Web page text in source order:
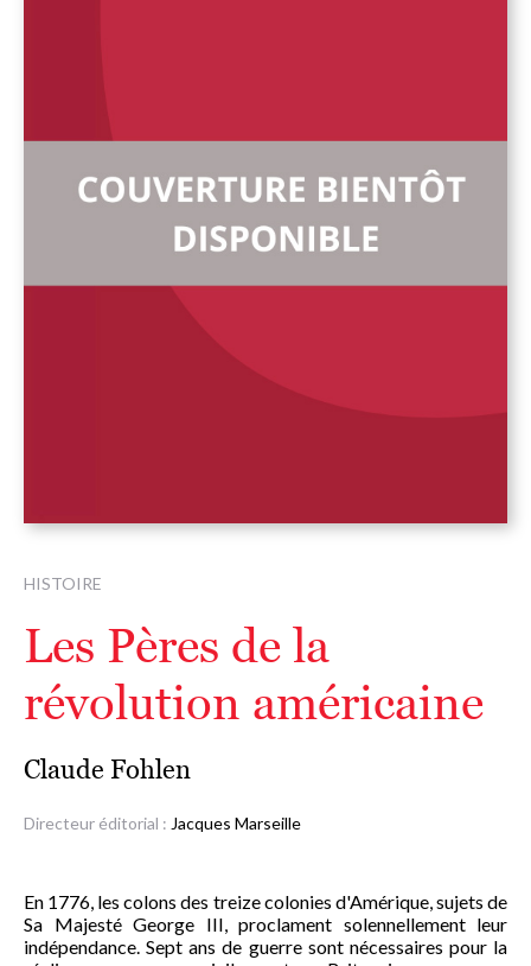
HISTOIRE
Les Pères de la
révolution américaine
Claude Fohlen
Directeur éditorial : Jacques Marseille
En 1776, les colons des treize colonies d'Amérique, sujets de
Sa Majesté George III, proclament solennellement leur
indépendance. Sept ans de guerre sont nécessaires pour la